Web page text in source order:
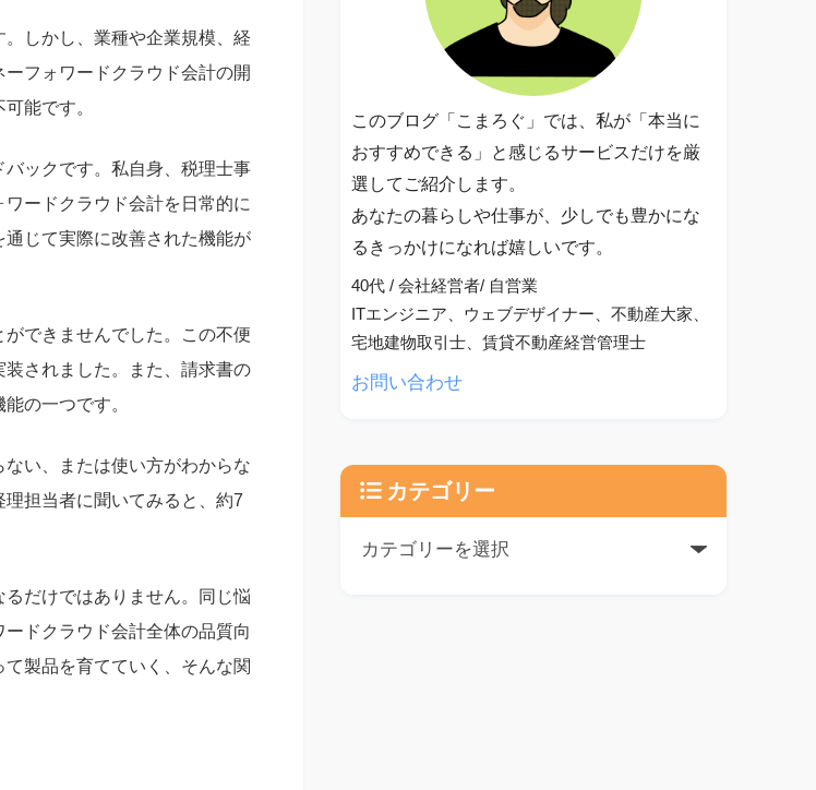
しかし、業種や企業規模、経
フォワードクラウド会計の開
能です。
ックです。私自身、税理士事
ードクラウド会計を日常的に
じて実際に改善された機能が
できませんでした。この不便
されました。また、請求書の
の一つです。
い、または使い方がわからな
担当者に聞いてみると、約7
だけではありません。同じ悩
ドクラウド会計全体の品質向
製品を育てていく、そんな関
このブログ「こまろぐ」では、私が「本当に
おすすめできる」と感じるサービスだけを厳
選してご紹介します。
あなたの暮らしや仕事が、少しでも豊かにな
るきっかけになれば嬉しいです。
40代 / 会社経営者/ 自営業
ITエンジニア、ウェブデザイナー、不動産大家、
宅地建物取引士、賃貸不動産経営管理士
お問い合わせ
カテゴリー